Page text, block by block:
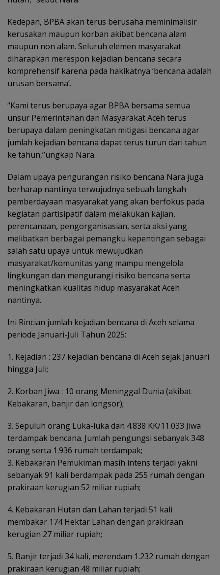
Kedepan, BPBA akan terus berusaha meminimalisir
kerusakan maupun korban akibat bencana alam
maupun non alam. Seluruh elemen masyarakat
diharapkan merespon kejadian bencana secara
komprehensif karena pada hakikatnya ‘bencana adalah
urusan bersama’.
“Kami terus berupaya agar BPBA bersama semua
unsur Pemerintahan dan Masyarakat Aceh terus
berupaya dalam peningkatan mitigasi bencana agar
jumlah kejadian bencana dapat terus turun dari tahun
ke tahun,”ungkap Nara.
Dalam upaya pengurangan risiko bencana Nara juga
berharap nantinya terwujudnya sebuah langkah
pemberdayaan masyarakat yang akan berfokus pada
kegiatan partisipatif dalam melakukan kajian,
perencanaan, pengorganisasian, serta aksi yang
melibatkan berbagai pemangku kepentingan sebagai
salah satu upaya untuk mewujudkan
masyarakat/komunitas yang mampu mengelola
lingkungan dan mengurangi risiko bencana serta
meningkatkan kualitas hidup masyarakat Aceh
nantinya.
Ini Rincian jumlah kejadian bencana di Aceh selama
periode Januari-Juli Tahun 2025:
1. Kejadian : 237 kejadian bencana di Aceh sejak Januari
hingga Juli;
2. Korban Jiwa : 10 orang Meninggal Dunia (akibat
Kebakaran, banjir dan longsor);
3. Sepuluh orang Luka-luka dan 4.838 KK/11.033 Jiwa
terdampak bencana. Jumlah pengungsi sebanyak 348
orang serta 1.936 rumah terdampak;
3. Kebakaran Pemukiman masih intens terjadi yakni
sebanyak 91 kali berdampak pada 255 rumah dengan
prakiraan kerugian 52 miliar rupiah;
4. Kebakaran Hutan dan Lahan terjadi 51 kali
membakar 174 Hektar Lahan dengan prakiraan
kerugian 27 miliar rupiah;
5. Banjir terjadi 34 kali, merendam 1.232 rumah dengan
prakiraan kerugian 48 miliar rupiah;